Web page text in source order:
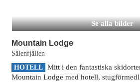
Mountain Lodge
Sälenfjällen
HOTELL Mitt i den fantastiska
Mountain Lodge med hotell,
Se alla bilder